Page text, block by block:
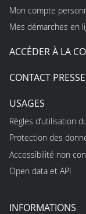
Mon compte
Mes démarches en
ACCÉDER À LA
CONTACT PRESSE
USAGES
Règles d’utilisation
Protection des
Accessibilité non
Open data et API
INFORMATIONS